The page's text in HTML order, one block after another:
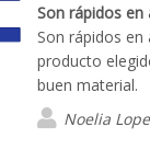
Son rápidos en
Son rápidos en
producto
buen material.
Noelia